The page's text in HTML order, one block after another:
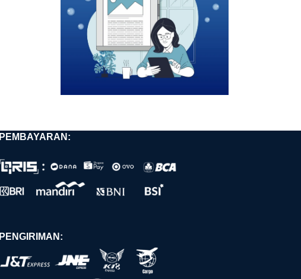
PEMBAYARAN:
PENGIRIMAN: